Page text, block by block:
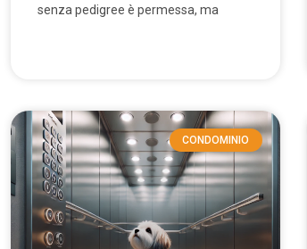
senza pedigree è permessa, ma
CONDOMINIO